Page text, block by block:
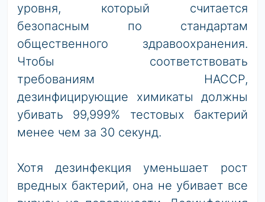
уровня, который считается
безопасным по стандартам
общественного здравоохранения.
Чтобы соответствовать
требованиям HACCP,
дезинфицирующие химикаты должны
убивать 99,999% тестовых бактерий
менее чем за 30 секунд.
Хотя дезинфекция уменьшает рост
вредных бактерий, она не убивает все